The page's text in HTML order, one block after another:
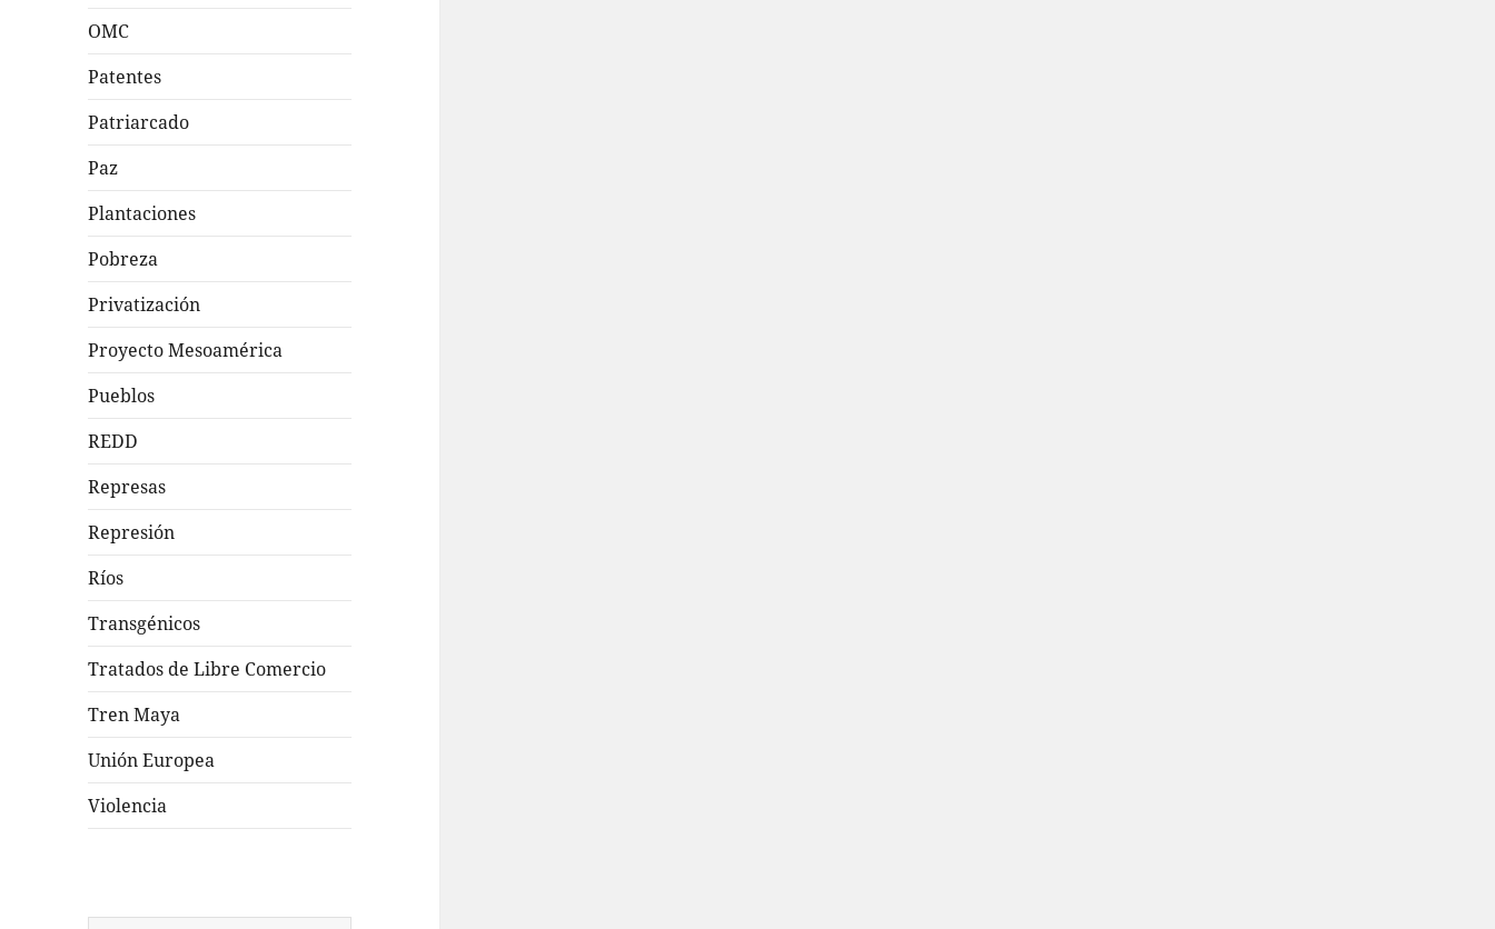
OMC
Patentes
Patriarcado
Paz
Plantaciones
Pobreza
Privatización
Proyecto Mesoamérica
Pueblos
REDD
Represas
Represión
Ríos
Transgénicos
Tratados de Libre Comercio
Tren Maya
Unión Europea
Violencia